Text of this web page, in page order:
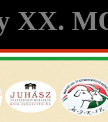
XX.